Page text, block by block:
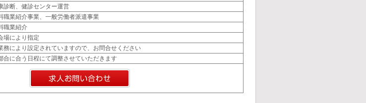
診断、健診センター運営
職業紹介事業、一般労働者派遣事業
職業紹介
場により指定
務により設定されていますので、お問合せください
合に合う日程にて調整させていただきます